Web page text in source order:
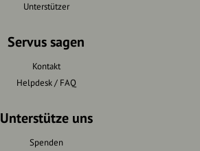
Unterstützer
Servus sagen
Kontakt
Helpdesk / FAQ
Unterstütze uns
Spenden